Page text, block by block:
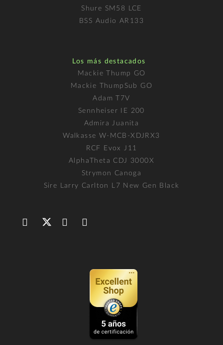
Shure SM58 LCE
BSS Audio AR133
Los más destacados
Mackie Thump GO
Mackie ThumpSub GO
Adam T7V
Sennheiser IE 200
Admira Juanita
Walkasse W-MCB-XDJRX3
RCF Evox J11
AlphaTheta CDJ 3000X
Strymon Canoga
Sire Larry Carlton L7 New Gen Black